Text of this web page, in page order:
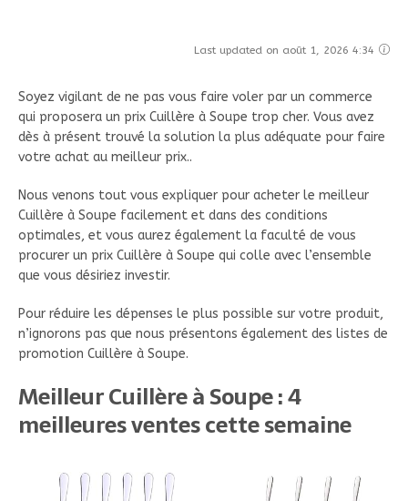
Last updated on août 1, 2026 4:34
Soyez vigilant de ne pas vous faire voler par un commerce
qui proposera un prix Cuillère à Soupe trop cher. Vous avez
dès à présent trouvé la solution la plus adéquate pour faire
votre achat au meilleur prix..
Nous venons tout vous expliquer pour acheter le meilleur
Cuillère à Soupe facilement et dans des conditions
optimales, et vous aurez également la faculté de vous
procurer un prix Cuillère à Soupe qui colle avec l’ensemble
que vous désiriez investir.
Pour réduire les dépenses le plus possible sur votre produit,
n’ignorons pas que nous présentons également des listes de
promotion Cuillère à Soupe.
Meilleur Cuillère à Soupe : 4
meilleures ventes cette semaine